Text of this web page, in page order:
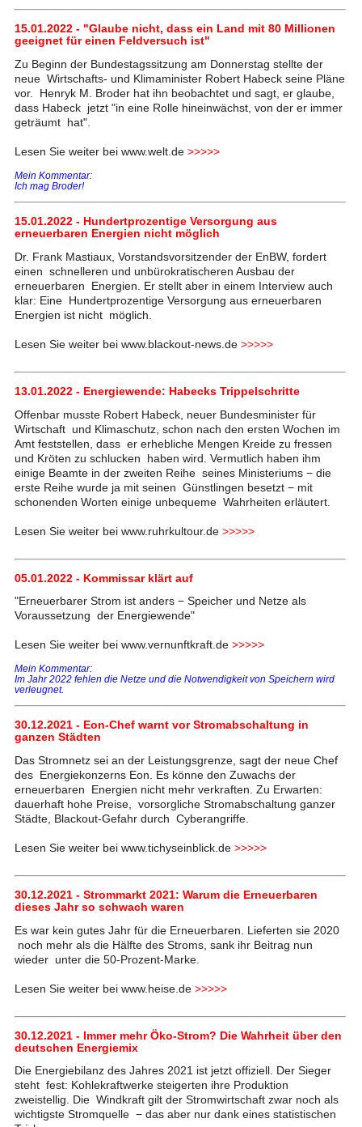
15.01.2022 - "Glaube nicht, dass ein Land mit 80 Millionen
geeignet für einen Feldversuch ist"
Zu Beginn der Bundestagssitzung am Donnerstag stellte der
neue Wirtschafts- und Klimaminister Robert Habeck seine Pläne
vor. Henryk M. Broder hat ihn beobachtet und sagt, er glaube,
dass Habeck jetzt "in eine Rolle hineinwächst, von der er immer
geträumt hat".
Lesen Sie weiter bei www.welt.de >>>>>
Mein Kommentar:
Ich mag Broder!
15.01.2022 - Hundertprozentige Versorgung aus
erneuerbaren Energien nicht möglich
Dr. Frank Mastiaux, Vorstandsvorsitzender der EnBW, fordert
einen schnelleren und unbürokratischeren Ausbau der
erneuerbaren Energien. Er stellt aber in einem Interview auch
klar: Eine Hundertprozentige Versorgung aus erneuerbaren
Energien ist nicht möglich.
Lesen Sie weiter bei www.blackout-news.de >>>>>
13.01.2022 - Energiewende: Habecks Trippelschritte
Offenbar musste Robert Habeck, neuer Bundesminister für
Wirtschaft und Klimaschutz, schon nach den ersten Wochen im
Amt feststellen, dass er erhebliche Mengen Kreide zu fressen
und Kröten zu schlucken haben wird. Vermutlich haben ihm
einige Beamte in der zweiten Reihe seines Ministeriums − die
erste Reihe wurde ja mit seinen Günstlingen besetzt − mit
schonenden Worten einige unbequeme Wahrheiten erläutert.
Lesen Sie weiter bei www.ruhrkultour.de >>>>>
05.01.2022 - Kommissar klärt auf
"Erneuerbarer Strom ist anders − Speicher und Netze als
Voraussetzung der Energiewende"
Lesen Sie weiter bei www.vernunftkraft.de >>>>>
Mein Kommentar:
Im Jahr 2022 fehlen die Netze und die Notwendigkeit von Speichern wird
verleugnet.
30.12.2021 - Eon-Chef warnt vor Stromabschaltung in
ganzen Städten
Das Stromnetz sei an der Leistungsgrenze, sagt der neue Chef
des Energiekonzerns Eon. Es könne den Zuwachs der
erneuerbaren Energien nicht mehr verkraften. Zu Erwarten:
dauerhaft hohe Preise, vorsorgliche Stromabschaltung ganzer
Städte, Blackout-Gefahr durch Cyberangriffe.
Lesen Sie weiter bei www.tichyseinblick.de >>>>>
30.12.2021 - Strommarkt 2021: Warum die Erneuerbaren
dieses Jahr so schwach waren
Es war kein gutes Jahr für die Erneuerbaren. Lieferten sie 2020
noch mehr als die Hälfte des Stroms, sank ihr Beitrag nun
wieder unter die 50-Prozent-Marke.
Lesen Sie weiter bei www.heise.de >>>>>
30.12.2021 - Immer mehr Öko-Strom? Die Wahrheit über den
deutschen Energiemix
Die Energiebilanz des Jahres 2021 ist jetzt offiziell. Der Sieger
steht fest: Kohlekraftwerke steigerten ihre Produktion
zweistellig. Die Windkraft gilt der Stromwirtschaft zwar noch als
wichtigste Stromquelle − das aber nur dank eines statistischen